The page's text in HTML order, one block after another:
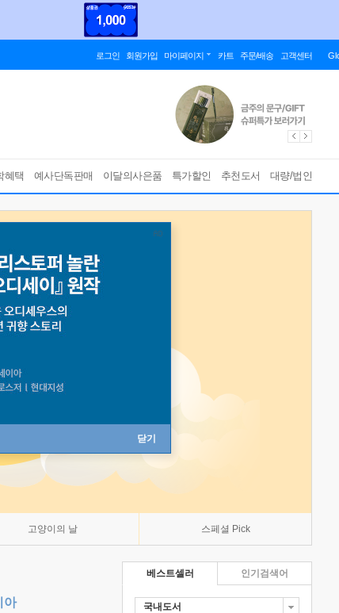
로그인 회원가입 마이페이지 카트 주문/배송 고객센터
혜택 예사단독판매 이달의사은품 특가할인 추천도서 대량/법인
닫기
고양이의 날 스페셜 Pick
아
베스트셀러
국내도서
인기검색어